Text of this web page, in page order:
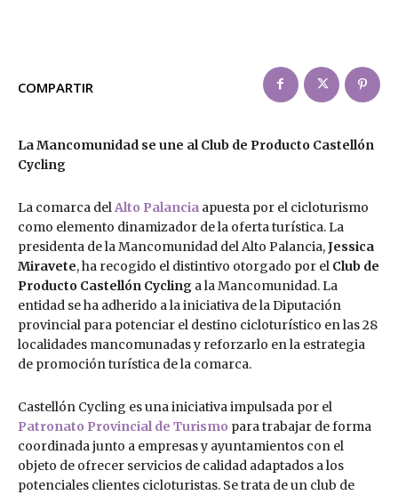
COMPARTIR
La Mancomunidad se une al Club de Producto Castellón
Cycling
La comarca del Alto Palancia apuesta por el cicloturismo
como elemento dinamizador de la oferta turística. La
presidenta de la Mancomunidad del Alto Palancia,Jessica
Miravete, ha recogido el distintivo otorgado por el Club de
Producto Castellón Cycling a la Mancomunidad. La
entidad se ha adherido a la iniciativa de la Diputación
provincial para potenciar el destino cicloturístico en las 28
localidades mancomunadas y reforzarlo en la estrategia
de promoción turística de la comarca.
Castellón Cycling es una iniciativa impulsada por el
Patronato Provincial de Turismo para trabajar de forma
coordinada junto a empresas y ayuntamientos con el
objeto de ofrecer servicios de calidad adaptados a los
potenciales clientes cicloturistas. Se trata de un club de